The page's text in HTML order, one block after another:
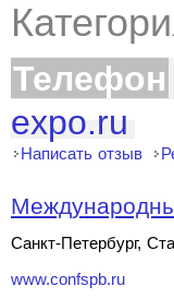
Телефон
expo.ru
Написать отзыв
Санкт-Петербург,
www.confspb.ru